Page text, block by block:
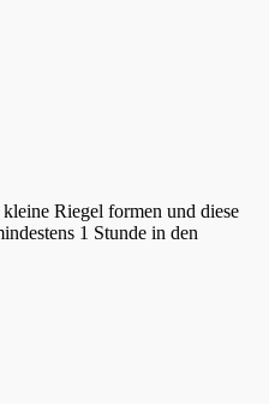
Riegel formen und diese
1 Stunde in den